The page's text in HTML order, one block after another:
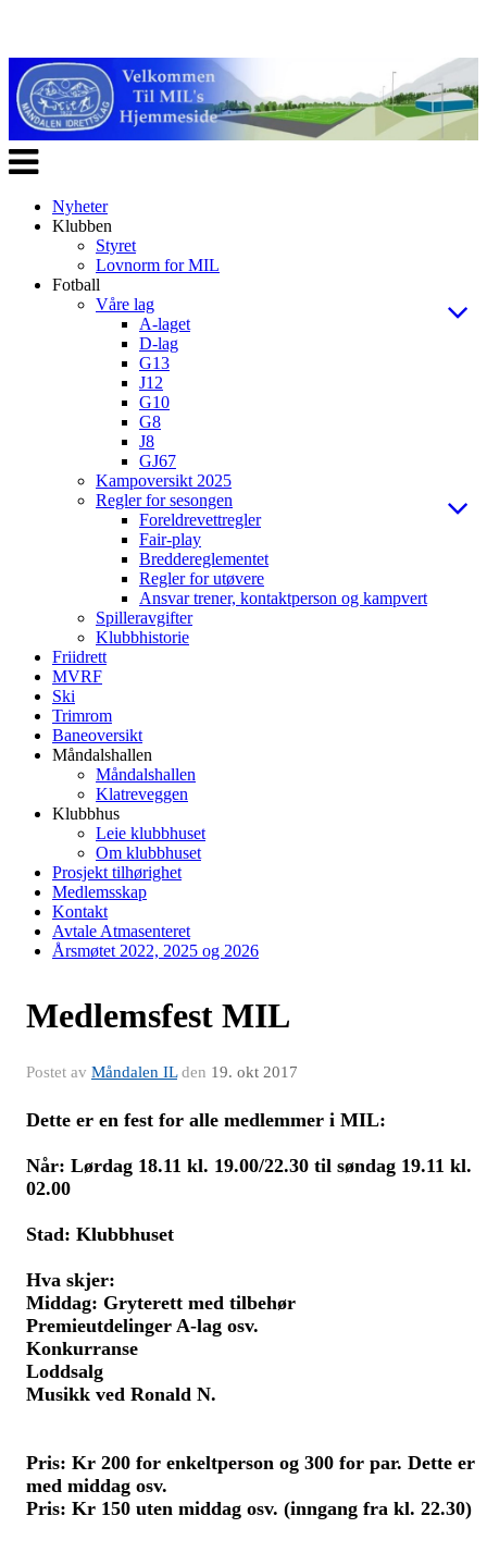
Veksle
navigasjon
Nyheter
Klubben
Styret
Lovnorm for MIL
Fotball
Våre lag
A-laget
D-lag
G13
J12
G10
G8
J8
GJ67
Kampoversikt 2025
Regler for sesongen
Foreldrevettregler
Fair-play
Breddereglementet
Regler for utøvere
Ansvar trener, kontaktperson og kampvert
Spilleravgifter
Klubbhistorie
Friidrett
MVRF
Ski
Trimrom
Baneoversikt
Måndalshallen
Måndalshallen
Klatreveggen
Klubbhus
Leie klubbhuset
Om klubbhuset
Prosjekt tilhørighet
Medlemsskap
Kontakt
Avtale Atmasenteret
Årsmøtet 2022, 2025 og 2026
Medlemsfest MIL
Postet av Måndalen ILden 19. okt 2017
Dette er en fest for alle medlemmer i MIL:
Når: Lørdag 18.11 kl. 19.00/22.30 til søndag 19.11 kl.
02.00
Stad: Klubbhuset
Hva skjer:
Middag: Gryterett med tilbehør
Premieutdelinger A-lag osv.
Konkurranse
Loddsalg
Musikk ved Ronald N.
Pris: Kr 200 for enkeltperson og 300 for par. Dette er
med middag osv.
Pris: Kr 150 uten middag osv. (inngang fra kl. 22.30)